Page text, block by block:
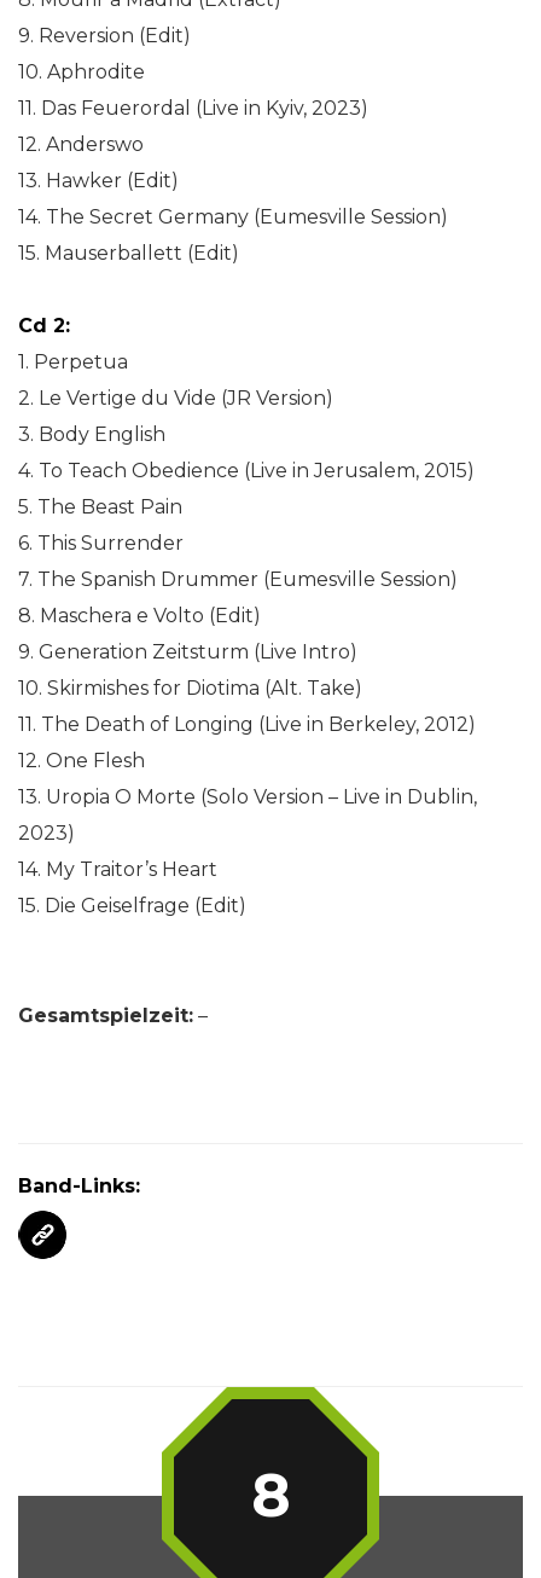
9. Reversion (Edit)
10. Aphrodite
11. Das Feuerordal (Live in Kyiv, 2023)
12. Anderswo
13. Hawker (Edit)
14. The Secret Germany (Eumesville Session)
15. Mauserballett (Edit)
Cd 2:
1. Perpetua
2. Le Vertige du Vide (JR Version)
3. Body English
4. To Teach Obedience (Live in Jerusalem, 2015)
5. The Beast Pain
6. This Surrender
7. The Spanish Drummer (Eumesville Session)
8. Maschera e Volto (Edit)
9. Generation Zeitsturm (Live Intro)
10. Skirmishes for Diotima (Alt. Take)
11. The Death of Longing (Live in Berkeley, 2012)
12. One Flesh
13. Uropia O Morte (Solo Version – Live in Dublin,
2023)
14. My Traitor’s Heart
15. Die Geiselfrage (Edit)
Gesamtspielzeit: –
Band-Links:
8